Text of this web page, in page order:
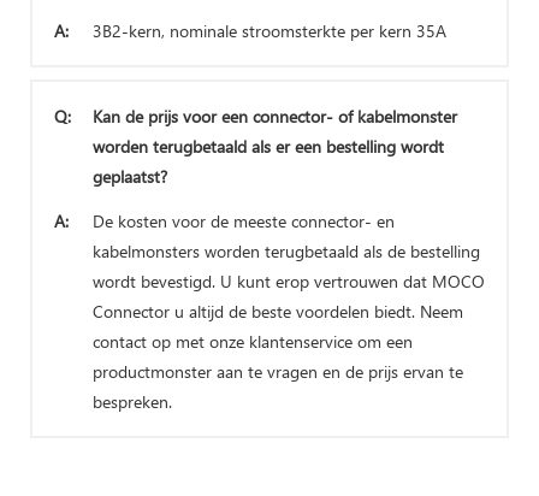
A:
3B2-kern, nominale stroomsterkte per kern 35A
Q:
Kan de prijs voor een connector- of kabelmonster
worden terugbetaald als er een bestelling wordt
geplaatst?
A:
De kosten voor de meeste connector- en
kabelmonsters worden terugbetaald als de bestelling
wordt bevestigd. U kunt erop vertrouwen dat MOCO
Connector u altijd de beste voordelen biedt. Neem
contact op met onze klantenservice om een ​​
productmonster aan te vragen en de prijs ervan te
bespreken.